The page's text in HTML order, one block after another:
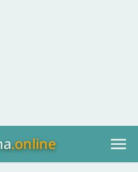
.online